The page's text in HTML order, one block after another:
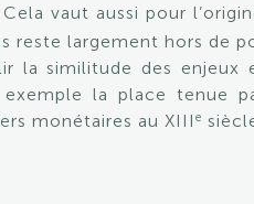
vaut aussi pour
reste largement hors de
la similitude des enjeux
la place tenue
monétaires au XIII e